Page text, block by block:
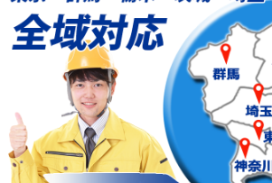
給水管工事※（塩ビ管（VP・HI）使
用（追加）/3ｍ超え)
給水管工事※（ライニング鋼管・銅
管・ポリ管・HT管使用/3ｍまで)
給水管工事※（ライニング鋼管・銅
管・ポリ管・HT管使用/3ｍ超え)